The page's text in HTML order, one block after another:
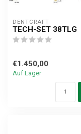
DENTCRAFT
TECH-SET 38TLG
€1.450,00
Auf Lager